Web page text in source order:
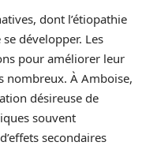
dont l’étiopathie
développer. Les
pour améliorer leur
nombreux. À Amboise,
désireuse de
souvent
secondaires